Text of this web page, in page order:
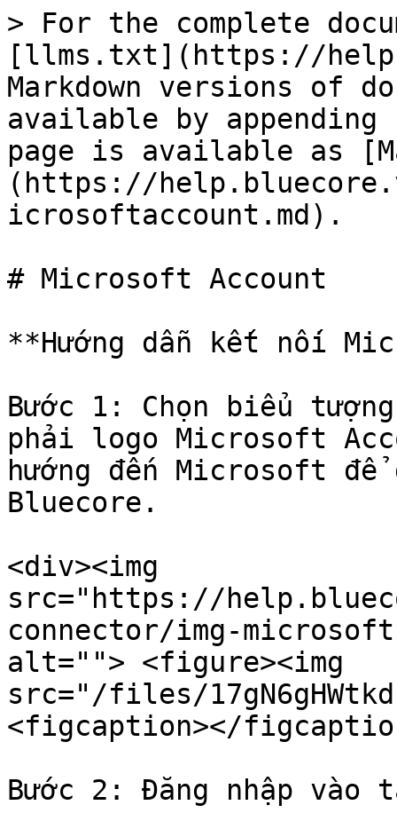
> For the complete
[llms.txt](https://
Markdown versions of
available by
page is available as
(https://
icrosoftaccount.md).
# Microsoft Account
**Hướng dẫn kết nối
Bước 1: Chọn biểu
phải logo Microsoft
hướng đến Microsoft để
Bluecore.
<div><img
src="https://
connector/img-
alt=""> <figure><img
src="/files/
<figcaption></
Bước 2: Đăng nhập